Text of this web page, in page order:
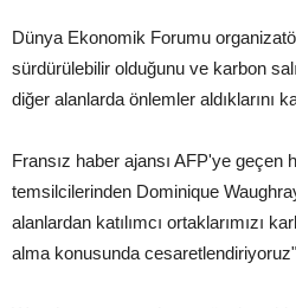
Dünya Ekonomik Forumu
sürdürülebilir olduğunu ve karbon
diğer alanlarda önlemler aldıklarını
Fransız haber ajansı AFP'ye
temsilcilerinden Dominique
alanlardan katılımcı ortaklarımızı
alma konusunda